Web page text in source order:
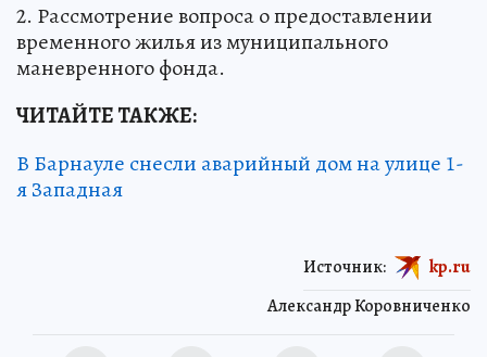
2. Рассмотрение вопроса о предоставлении
временного жилья из муниципального
маневренного фонда.
ЧИТАЙТЕ ТАКЖЕ:
В Барнауле снесли аварийный дом на улице 1-
я Западная
Александр Коровниченко
Источник: kp.ru